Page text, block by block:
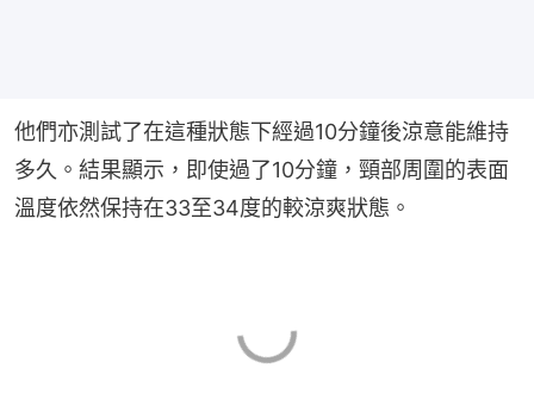
他們亦測試了在這種狀態下經過10分鐘後涼意能維持
多久。結果顯示，即使過了10分鐘，頸部周圍的表面
溫度依然保持在33至34度的較涼爽狀態。